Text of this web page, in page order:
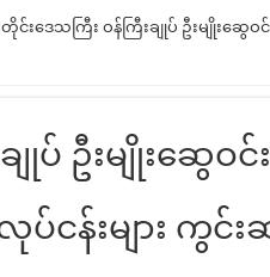
တိုင်းဒေသကြီး ဝန်ကြီးချုပ် ဦးမျိုးဆွေ
ပ် ဦးမျိုးဆွေဝင်း
ငန်းများ ကွင်း